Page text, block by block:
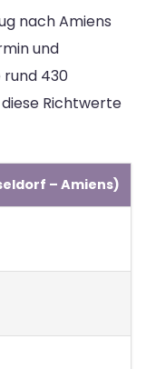
nach Amiens
und
rund 430
Richtwerte
– Amiens)